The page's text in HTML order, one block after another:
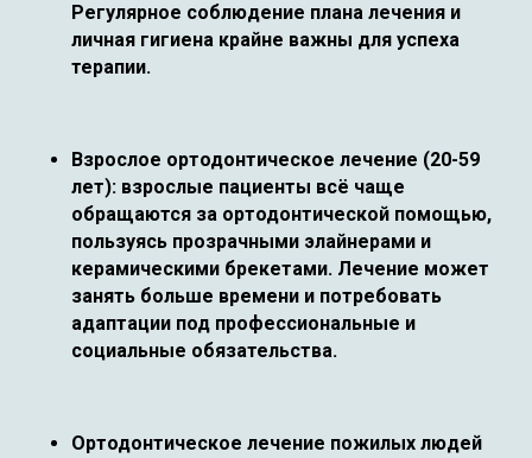
Регулярное соблюдение плана лечения и
личная гигиена крайне важны для успеха
терапии.
Взрослое ортодонтическое лечение (20-59
лет): взрослые пациенты всё чаще
обращаются за ортодонтической помощью,
пользуясь прозрачными элайнерами и
керамическими брекетами. Лечение может
занять больше времени и потребовать
адаптации под профессиональные и
социальные обязательства.
Ортодонтическое лечение пожилых людей